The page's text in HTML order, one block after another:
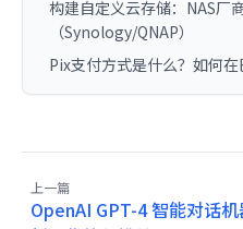
构建自定义云存储：NAS厂
（Synology/QNAP）
Pix支付方式是什么？如何在
上一篇
OpenAI GPT-4 智能对话